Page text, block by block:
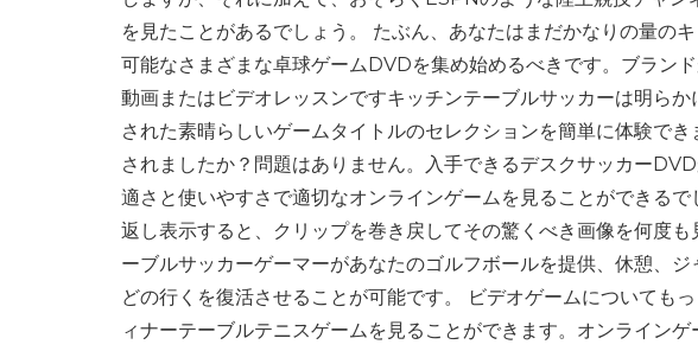
を見たことがあるでしょう。 たぶん、あなたはまだかなりの量の
可能なさまざまな卓球ゲームDVDを集め始めるべきです。ブラン
動画またはビデオレッスンですキッチンテーブルサッカーは明ら
された素晴らしいゲームタイトルのセレクションを簡単に体験で
されましたか？問題はありません。入手できるデスクサッカー
適さと使いやすさで適切なオンラインゲームを見ることができる
返し表示すると、クリップを巻き戻してその驚くべき画像を何度
ーブルサッカーゲーマーがあなたのゴルフボールを提供、休憩、
どの行くを復活させることが可能です。 ビデオゲームについても
ィナーテーブルテニスゲームを見ることができます。オンライン